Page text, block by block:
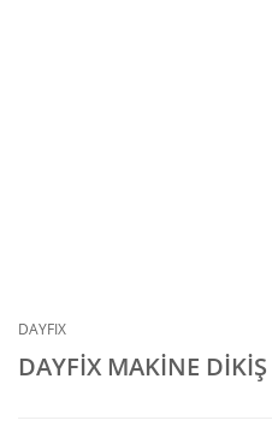
DAYFIX
DAYFİX MAKİNE